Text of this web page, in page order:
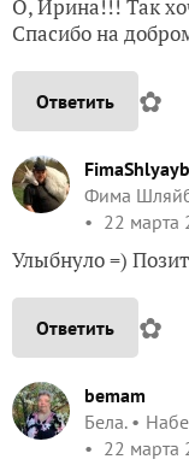
О, Ирина!!! Так
Спасибо на
Ответить ✿
Фима
22 марта
Улыбнуло =)
Ответить ✿
bemam
Бела.
22 марта